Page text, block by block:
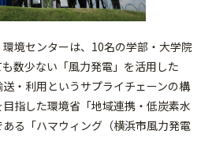
境センターは、10名の学部・大学院
数少ない「風力発電」を活用した
送・利用というサプライチェーンの構
指した環境省「地域連携・低炭素水
る「ハマウィング（横浜市風力発電